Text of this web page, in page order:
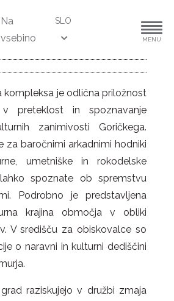
Na
vsebino
SLO
MENU
kompleksa je odlična priložnost
preteklost in spoznavanje
zanimivosti Goričkega.
za baročnimi arkadnimi hodniki
umetniške in rokodelske
spoznate ob spremstvu
Podrobno je predstavljena
krajina območja v obliki
V središču za obiskovalce so
o naravni in kulturni dediščini
grad raziskujejo v družbi zmaja